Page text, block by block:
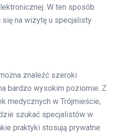
W ten sposób
na wizytę u specjalisty
znaleźć szeroki
bardzo wysokim poziomie. Z
medycznych w Trójmieście,
szukać specjalistów w
praktyki stosują prywatne